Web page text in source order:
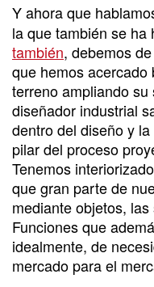
Y ahora que
la que también se ha
también, debemos
que hemos
terreno ampliando
diseñador industrial
dentro del diseño y
pilar del proceso
Tenemos
que gran parte de
mediante objetos,
Funciones que
idealmente, de
mercado para el